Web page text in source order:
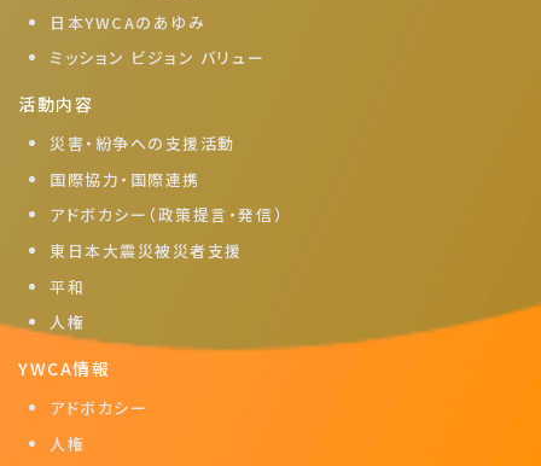
日本YWCAのあゆみ
ミッション ビジョン バリュー
活動内容
災害・紛争への支援活動
国際協力・国際連携
アドボカシー（政策提言・発信）
東日本大震災被災者支援
平和
人権
YWCA情報
アドボカシー
人権